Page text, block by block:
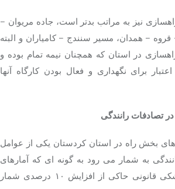
نیز به مراتب بدتر است، جاده مریوان –
– همدان، مسیر سنندج – کامیاران و البته
در استان که همچنان نیمه تمام بوده و
اعتبار برای نگهداری و فعال بودن کارگاه آنها
بخش راه در استان کردستان یکی از عوامل
به شمار می رود به گونه ای که آمارهای
اعلام شده از سوی پزشکی قانونی حاکی از افزایش ۱۰ درصدی شمار